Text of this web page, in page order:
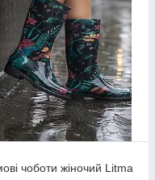
чоботи жіночий Litma